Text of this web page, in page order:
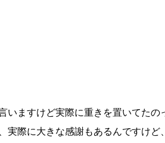
ますけど実際に重きを置いてたの
際に大きな感謝もあるんですけ